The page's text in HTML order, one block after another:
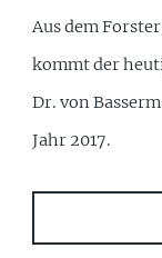
Aus dem
kommt der
Dr. von
Jahr 2017.